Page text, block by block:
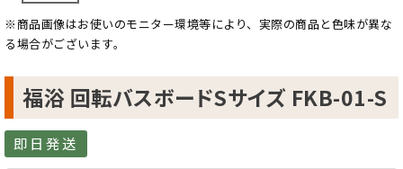
※商品画像はお使いのモニター環境等により、実際の商品と色味が異な
る場合がございます。
福浴 回転バスボードSサイズ FKB-01-S
即日発送